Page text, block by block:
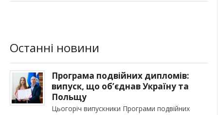
Останні новини
Програма подвійних дипломів:
випуск, що об’єднав Україну та
Польщу
Цьогоріч випускники Програми подвійних